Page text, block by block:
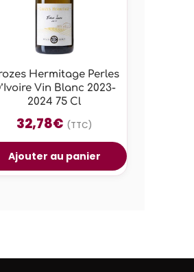
Hermitage Perles
Vin Blanc 2023-
2024 75 Cl
32,78€ (TTC)
Ajouter au panier